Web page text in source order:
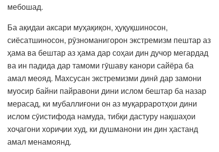
мебошад.
Ба ақидаи аксари муҳақиқон, ҳуқуқшиносон,
сиёсатшиносон, рӯзноманигорон экстремизм пештар аз
ҳама ва бештар аз ҳама дар соҳаи дин дучор мегардад
ва ин падида дар тамоми гӯшаву канори сайёра ба
амал меояд. Махсусан экстремизми динӣ дар замони
муосир байни пайравони дини ислом бештар ба назар
мерасад, ки мубаллиғони он аз муқарраротҳои дини
ислом сӯистифода намуда, тибқи дастуру нақшаҳои
хоҷагони хориҷии худ, ки душманони ин дин ҳастанд
амал менамоянд.